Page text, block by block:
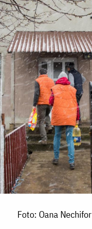
Foto: Oana Nechifor